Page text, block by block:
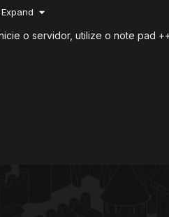
<data/creaturescripts/
Expand
o servidor, utilize o note pad